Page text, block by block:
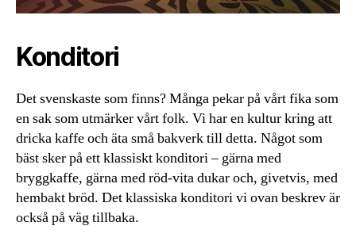
Konditori
Det svenskaste som finns? Många pekar på vårt fika som
en sak som utmärker vårt folk. Vi har en kultur kring att
dricka kaffe och äta små bakverk till detta. Något som
bäst sker på ett klassiskt konditori – gärna med
bryggkaffe, gärna med röd-vita dukar och, givetvis, med
hembakt bröd. Det klassiska konditori vi ovan beskrev är
också på väg tillbaka.